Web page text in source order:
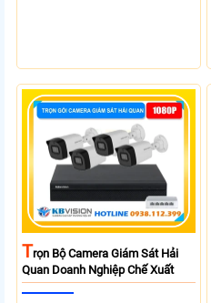
quả vận hành và đảm bảo an ninh.
TRọn Bộ Camera Giám Sát Hải
Quan Doanh Nghiệp Chế Xuất